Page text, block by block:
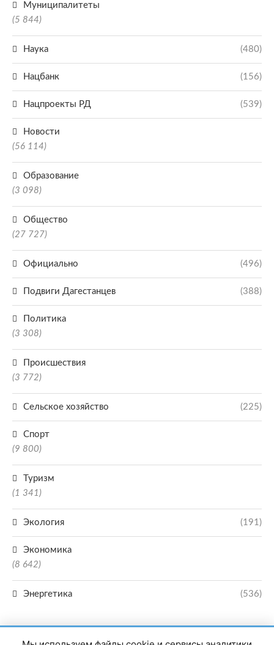
Муниципалитеты
(5 844)
Наука (480)
Нацбанк (156)
Нацпроекты РД (539)
Новости
(56 114)
Образование
(3 098)
Общество
(27 727)
Официально (496)
Подвиги Дагестанцев (388)
Политика
(3 308)
Происшествия
(3 772)
Сельское хозяйство (225)
Спорт
(9 800)
Туризм
(1 341)
Экология (191)
Экономика
(8 642)
Энергетика (536)